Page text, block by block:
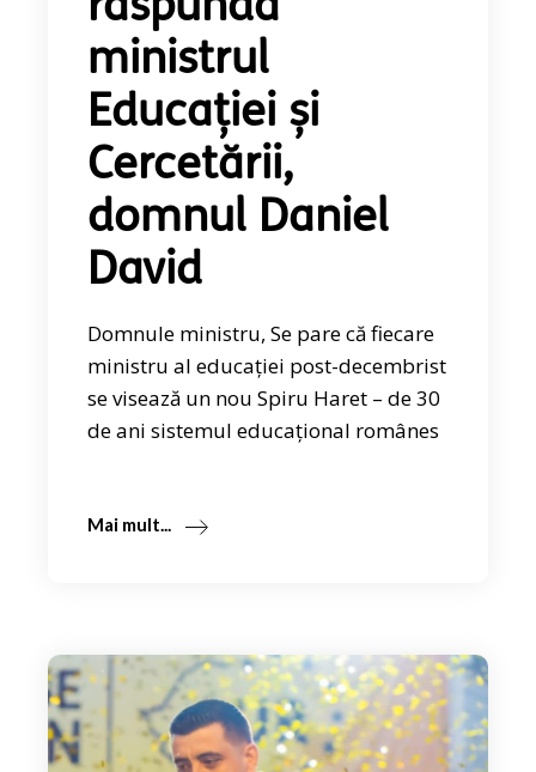
ministrul
Educației și
Cercetării,
domnul Daniel
David
Domnule ministru, Se pare că fiecare
ministru al educației post-decembrist
se visează un nou Spiru Haret – de 30
de ani sistemul educațional românes
Mai mult...